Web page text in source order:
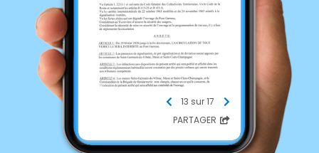
13 sur 17
PARTAGER